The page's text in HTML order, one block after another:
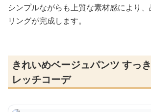
シンプルながらも上質な素材感により
リングが完成します。
きれいめベージュパンツ すっ
レッチコーデ